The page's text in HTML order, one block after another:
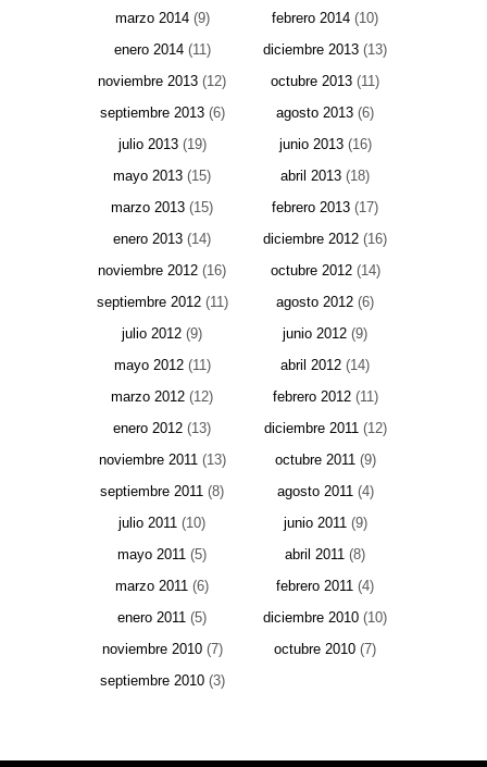
marzo 2014(9) febrero 2014 (10)
enero 2014(11) diciembre 2013 (13)
noviembre 2013 (12) octubre 2013 (11)
septiembre 2013(6) agosto 2013 (6)
julio 2013(19) junio 2013(16)
mayo 2013 (15) abril 2013 (18)
marzo 2013 (15) febrero 2013 (17)
enero 2013 (14) diciembre 2012 (16)
noviembre 2012 (16) octubre 2012(14)
septiembre 2012(11) agosto 2012 (6)
julio 2012 (9) junio 2012 (9)
mayo 2012(11) abril 2012 (14)
marzo 2012 (12) febrero 2012(11)
enero 2012 (13) diciembre 2011(12)
noviembre 2011(13) octubre 2011(9)
septiembre 2011 (8) agosto 2011(4)
julio 2011 (10) junio 2011(9)
mayo 2011 (5) abril 2011 (8)
marzo 2011 (6) febrero 2011 (4)
enero 2011 (5) diciembre 2010 (10)
noviembre 2010(7) octubre 2010 (7)
septiembre 2010(3)